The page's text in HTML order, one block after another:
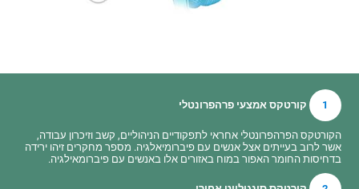
1 קורטקס אמצעי פרהפרונטלי
הקורטקס הפרהפרונטלי אחראי לתפקודיים הניהוליים, קשב וזיכרון עבודה,
אשר לרוב בעייתים אצל אנשים עם פיברומיאלגיה. מספר מחקרים זיהו ירידה
בדחיסות החומר האפור במוח באזורים אלו באנשים עם פיברומאילגיה.